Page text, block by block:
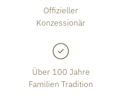
Offizieller
Konzessionär
Über 100 Jahre
Familien Tradition